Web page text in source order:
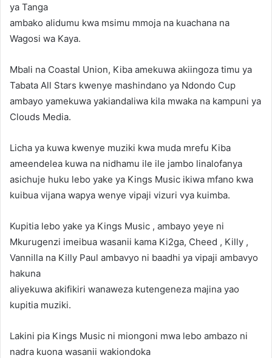
ya Tanga
ambako alidumu kwa msimu mmoja na kuachana na
Wagosi wa Kaya.
Mbali na Coastal Union, Kiba amekuwa akiingoza timu ya
Tabata All Stars kwenye mashindano ya Ndondo Cup
ambayo yamekuwa yakiandaliwa kila mwaka na kampuni ya
Clouds Media.
Licha ya kuwa kwenye muziki kwa muda mrefu Kiba
ameendelea kuwa na nidhamu ile ile jambo linalofanya
asichuje huku lebo yake ya Kings Music ikiwa mfano kwa
kuibua vijana wapya wenye vipaji vizuri vya kuimba.
Kupitia lebo yake ya Kings Music , ambayo yeye ni
Mkurugenzi imeibua wasanii kama Ki2ga, Cheed , Killy ,
Vannilla na Killy Paul ambavyo ni baadhi ya vipaji ambavyo
hakuna
aliyekuwa akifikiri wanaweza kutengeneza majina yao
kupitia muziki.
Lakini pia Kings Music ni miongoni mwa lebo ambazo ni
nadra kuona wasanii wakiondoka